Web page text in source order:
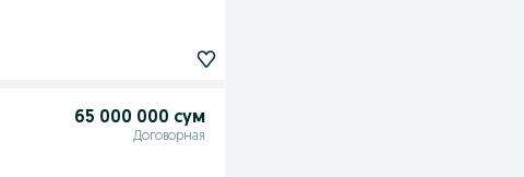
65 000 000 сум
Договорная